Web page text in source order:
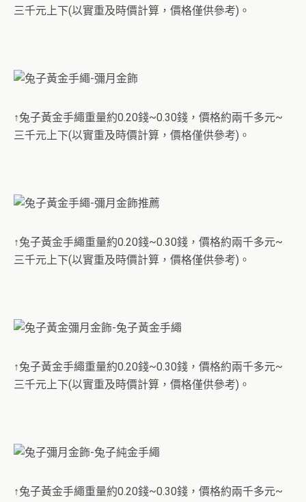
三千元上下(以實重及時價計算，價格僅供參考)。
↑兔子黃金手繩重量約0.20錢~0.30錢，價格約兩千多元~
三千元上下(以實重及時價計算，價格僅供參考)。
↑兔子黃金手繩重量約0.20錢~0.30錢，價格約兩千多元~
三千元上下(以實重及時價計算，價格僅供參考)。
↑兔子黃金手繩重量約0.20錢~0.30錢，價格約兩千多元~
三千元上下(以實重及時價計算，價格僅供參考)。
↑兔子黃金手繩重量約0.20錢~0.30錢，價格約兩千多元~